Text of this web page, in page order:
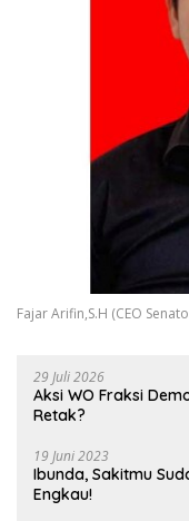
Fajar Arifin,S.H (CEO
29 Juli 2026
Aksi WO Fraksi
Retak?
19 Juni 2023
Ibunda, Sakitmu
Engkau!